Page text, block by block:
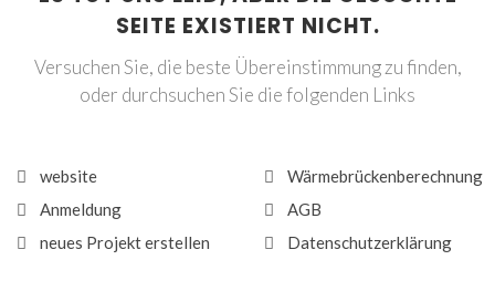
SEITE EXISTIERT NICHT.
Versuchen Sie, die beste Übereinstimmung zu finden,
oder durchsuchen Sie die folgenden Links
website
Anmeldung
neues Projekt erstellen
Wärmebrückenberechnung
AGB
Datenschutzerklärung